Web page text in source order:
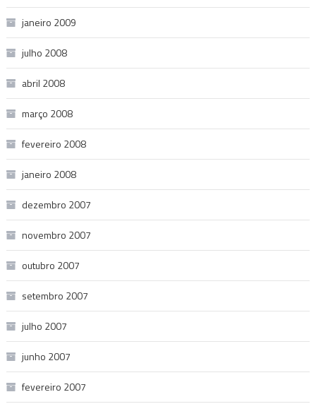
janeiro 2009
julho 2008
abril 2008
março 2008
fevereiro 2008
janeiro 2008
dezembro 2007
novembro 2007
outubro 2007
setembro 2007
julho 2007
junho 2007
fevereiro 2007